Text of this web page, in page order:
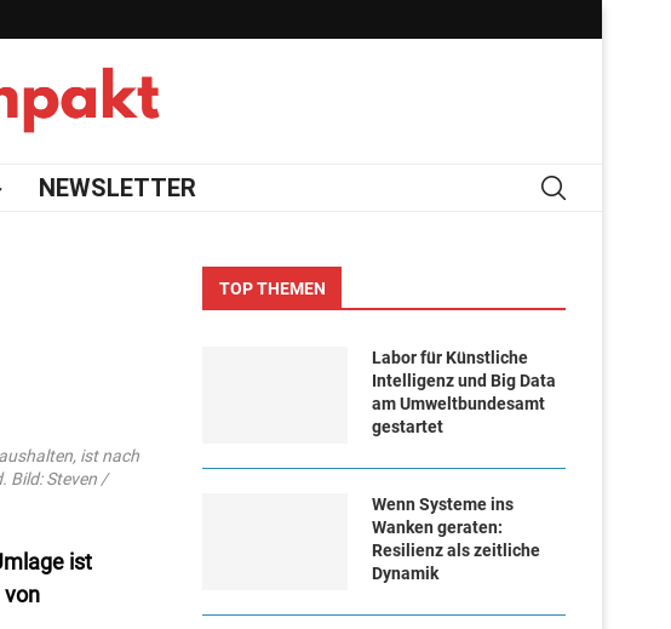
NEWSLETTER
ist nach
Bild: Steven /
ist
von
TOP THEMEN
Labor für Künstliche
Intelligenz und Big Data
am Umweltbundesamt
gestartet
Wenn Systeme ins
Wanken geraten:
Resilienz als zeitliche
Dynamik